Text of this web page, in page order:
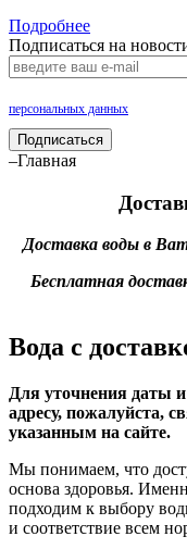
Подробнее
Подписаться на
персональных данных
Подписаться
–Главная
Доставка воды в
Бесплатная
Вода с
Для уточнения даты
адресу, пожалуйста,
указанным на сайте.
Мы понимаем, что
основа здоровья.
подходим к выбору
и соответствие всем